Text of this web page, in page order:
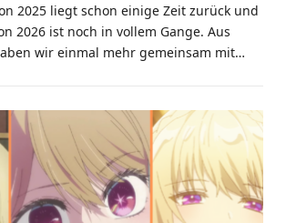
2025 liegt schon einige Zeit zurück und
2026 ist noch in vollem Gange. Aus
wir einmal mehr gemeinsam mit…